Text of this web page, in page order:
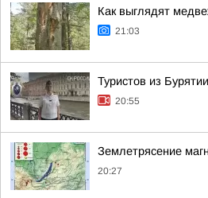
Как выглядят
21:03
Туристов из
20:55
Землетрясение
20:27